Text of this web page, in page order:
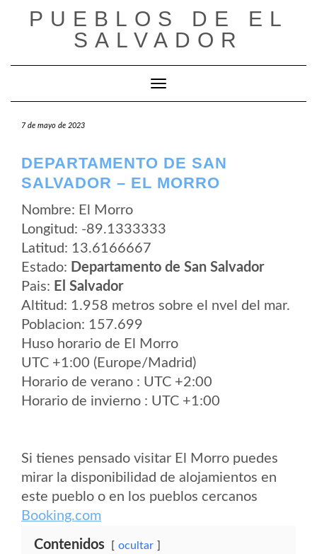
PUEBLOS DE EL
SALVADOR
Cambiar modo de navegación
7 de mayo de 2023
DEPARTAMENTO DE SAN
SALVADOR – EL MORRO
Nombre: El Morro
Longitud: -89.1333333
Latitud: 13.6166667
Estado: Departamento de San Salvador
Pais: El Salvador
Altitud: 1.958 metros sobre el nvel del mar.
Poblacion: 157.699
Huso horario de El Morro
UTC +1:00 (Europe/Madrid)
Horario de verano : UTC +2:00
Horario de invierno : UTC +1:00
Si tienes pensado visitar El Morro puedes
mirar la disponibilidad de alojamientos en
este pueblo o en los pueblos cercanos
Booking.com
Contenidos ocultar